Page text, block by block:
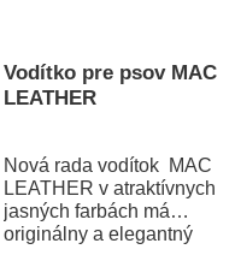
Vodítko pre psov MAC
LEATHER
Nová rada vodítok MAC
LEATHER v atraktívnych
jasných farbách má
originálny a elegantný